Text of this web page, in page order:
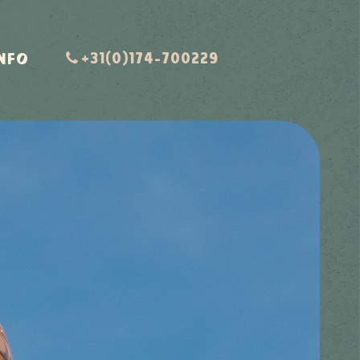
+31(0)174-700229